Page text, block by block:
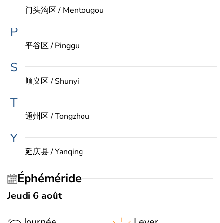
门头沟区 / Mentougou
P
平谷区 / Pinggu
S
顺义区 / Shunyi
T
通州区 / Tongzhou
Y
延庆县 / Yanqing
Éphéméride
Jeudi 6 août